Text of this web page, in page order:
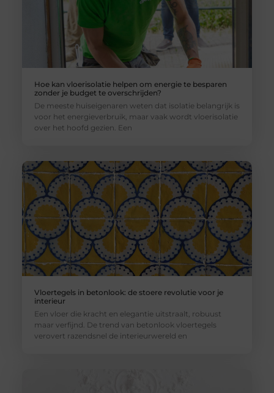
Hoe kan vloerisolatie helpen om energie te besparen
zonder je budget te overschrijden?
De meeste huiseigenaren weten dat isolatie belangrijk is
voor het energieverbruik, maar vaak wordt vloerisolatie
over het hoofd gezien. Een
Vloertegels in betonlook: de stoere revolutie voor je
interieur
Een vloer die kracht en elegantie uitstraalt, robuust
maar verfijnd. De trend van betonlook vloertegels
verovert razendsnel de interieurwereld en